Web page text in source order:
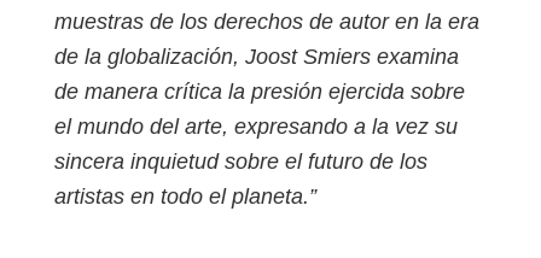
muestras de los derechos de autor en la era
de la globalización, Joost Smiers examina
de manera crítica la presión ejercida sobre
el mundo del arte, expresando a la vez su
sincera inquietud sobre el futuro de los
artistas en todo el planeta.”